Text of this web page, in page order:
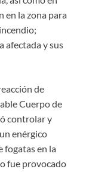
en la zona para
afectada y sus
de
Cuerpo de
controlar y
enérgico
fogatas en la
fue provocado